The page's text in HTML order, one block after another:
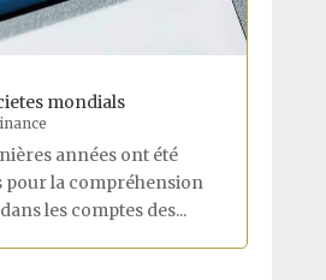
mondials
années ont été
pour la compréhension
les comptes des...